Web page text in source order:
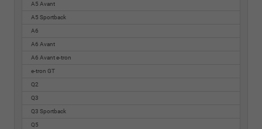
A5 Avant
A5 Sportback
A6
A6 Avant
A6 Avant e-tron
e-tron GT
Q2
Q3
Q3 Sportback
Q5